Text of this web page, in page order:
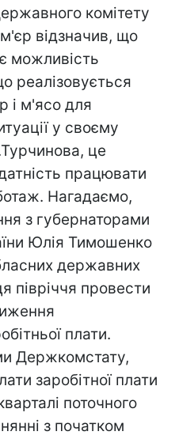
комітету
відзначив, що
можливість
реалізовується
і м'ясо для
у своєму
це
працювати
Нагадаємо,
з губернаторами
Юлія Тимошенко
державних
півріччя провести
плати.
Держкомстату,
заробітної плати
поточного
з початком